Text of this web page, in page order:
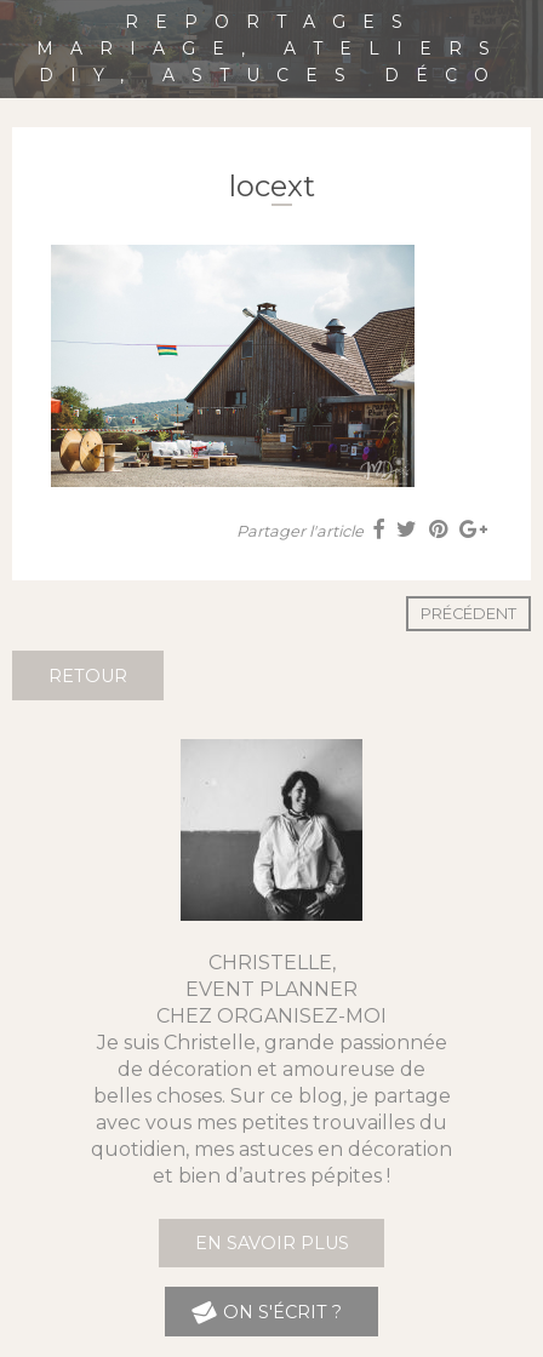
REPORTAGES
MARIAGE, ATELIERS
DIY, ASTUCES DÉCO
locext
Partager l'article
PRÉCÉDENT
RETOUR
CHRISTELLE,
EVENT PLANNER
CHEZ ORGANISEZ-MOI
Je suis Christelle, grande passionnée
de décoration et amoureuse de
belles choses. Sur ce blog, je partage
avec vous mes petites trouvailles du
quotidien, mes astuces en décoration
et bien d’autres pépites !
EN SAVOIR PLUS
ON S'ÉCRIT ?